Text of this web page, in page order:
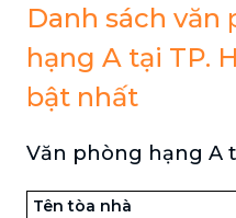
Danh sách
hạng A tại TP.
bật nhất
Văn phòng hạng A
Tên tòa nhà